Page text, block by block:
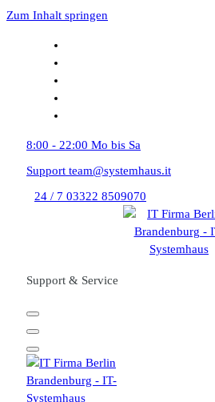
Zum Inhalt springen
8:00 - 22:00 Mo bis Sa
Support team@systemhaus.it
24 / 7 03322 8509070
Support & Service